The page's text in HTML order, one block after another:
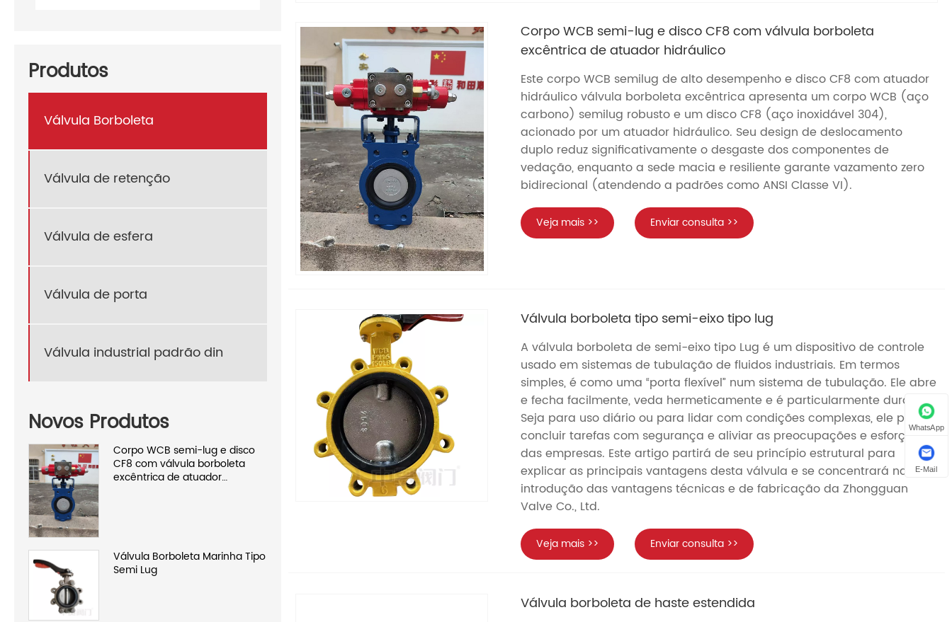
Produtos
Válvula Borboleta
Válvula de retenção
Válvula de esfera
Válvula de porta
Válvula industrial padrão din
Novos Produtos
Corpo WCB semi-lug e disco
CF8 com válvula borboleta
excêntrica de atuador
Válvula Borboleta Marinha Tipo
Semi Lug
Corpo WCB semi-lug e disco CF8 com válvula borboleta
excêntrica de atuador hidráulico
Este corpo WCB semilug de alto desempenho e disco CF8 com atuador
hidráulico válvula borboleta excêntrica apresenta um corpo WCB (aço
carbono) semilug robusto e um disco CF8 (aço inoxidável 304),
acionado por um atuador hidráulico. Seu design de deslocamento
duplo reduz significativamente o desgaste dos componentes de
vedação, enquanto a sede macia e resiliente garante vazamento zero
bidirecional (atendendo a padrões como ANSI Classe VI).
Veja mais >> Enviar consulta >>
Válvula borboleta tipo semi-eixo tipo lug
A válvula borboleta de semi-eixo tipo Lug é um dispositivo de controle
usado em sistemas de tubulação de fluidos industriais. Em termos
simples, é como uma “porta flexível” num sistema de tubulação. Ele abre
e fecha facilmente, veda hermeticamente e é particularmente durável.
Seja para uso diário ou para lidar com condições complexas, ele pode
concluir tarefas com segurança e aliviar as preocupações e esforços
das empresas. Este artigo partirá de seu princípio estrutural para
explicar as principais vantagens desta válvula e se concentrará na
introdução das vantagens técnicas e de fabricação da Zhongguan
Valve Co., Ltd.
Veja mais >> Enviar consulta >>
Válvula borboleta de haste estendida
WhatsApp
E-Mail